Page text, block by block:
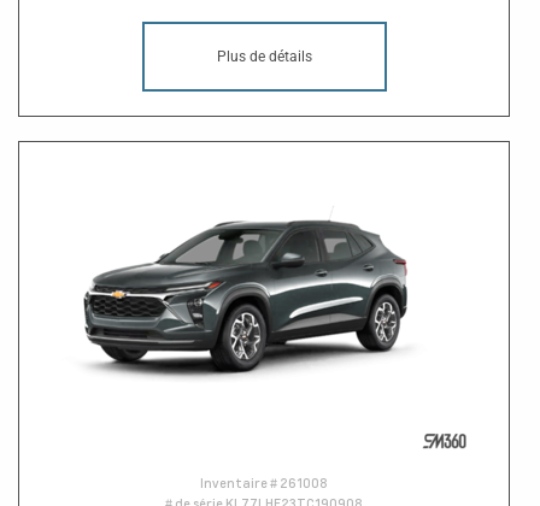
Plus de détails
Inventaire # 261008